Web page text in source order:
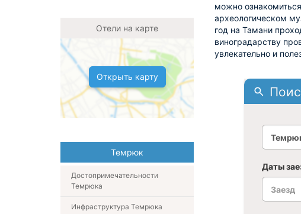
можно
археологическом
год на Тамани
виноградарству
увлекательно и
Даты
Отели на карте
Открыть карту
Темрюк
Достопримечательности
Темрюка
Инфраструктура Темрюка